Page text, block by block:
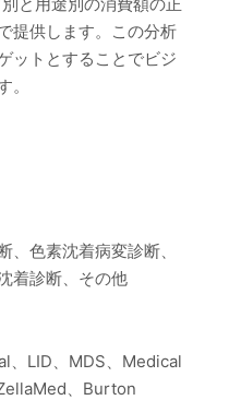
提供します。この分析
ットとすることでビジ
。
、色素沈着病変診断、
着診断、その他
、LID、MDS、Medical
、Burton